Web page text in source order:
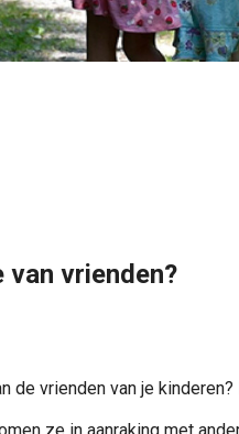
van vrienden?
de vrienden van je